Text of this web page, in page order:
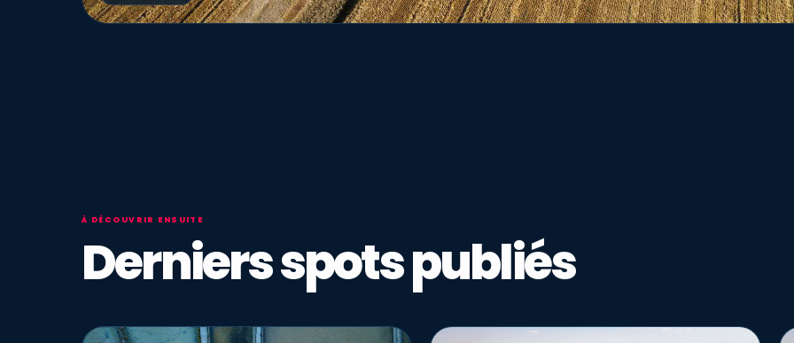
À DÉCOUVRIR ENSUITE
Derniers spots publiés